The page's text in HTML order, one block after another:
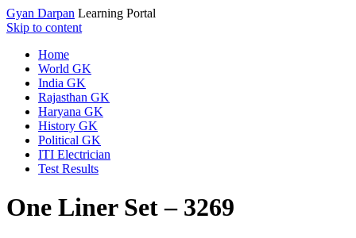
Gyan Darpan Learning Portal
Skip to content
Home
World GK
India GK
Rajasthan GK
Haryana GK
History GK
Political GK
ITI Electrician
Test Results
One Liner Set – 3269